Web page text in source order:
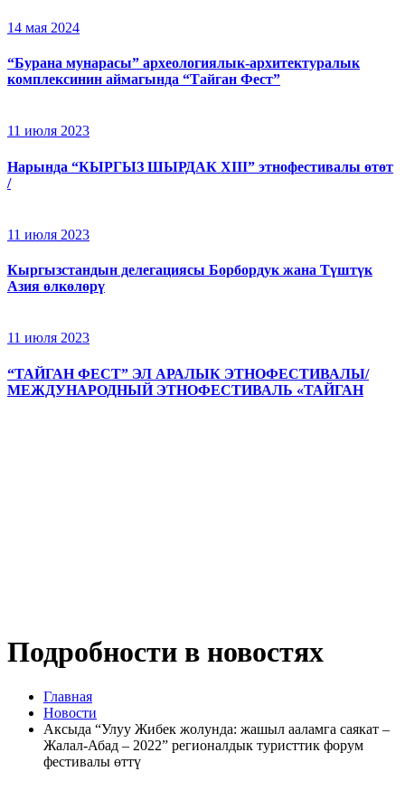
14 мая 2024
“Бурана мунарасы” археологиялык-архитектуралык
комплексинин аймагында “Тайган Фест”
11 июля 2023
Нарында “КЫРГЫЗ ШЫРДАК XIII” этнофестивалы өтөт
/
11 июля 2023
Кыргызстандын делегациясы Борбордук жана Түштүк
Азия өлкөлөрү
11 июля 2023
“ТАЙГАН ФЕСТ” ЭЛ АРАЛЫК ЭТНОФЕСТИВАЛЫ/
МЕЖДУНАРОДНЫЙ ЭТНОФЕСТИВАЛЬ «ТАЙГАН
Подробности в новостях
Главная
Новости
Аксыда “Улуу Жибек жолунда: жашыл ааламга саякат –
Жалал-Абад – 2022” регионалдык туристтик форум
фестивалы өттү